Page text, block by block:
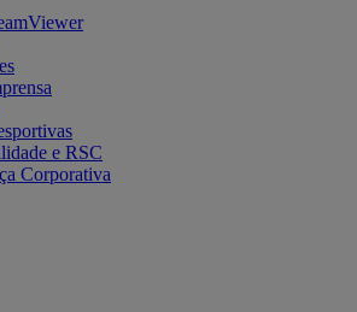
e RSC
Corporativa